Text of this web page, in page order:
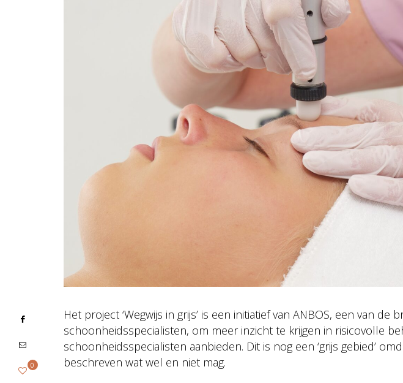
Het project ‘Wegwijs in grijs’ is een initiatief van ANBOS, een van de
schoonheidsspecialisten, om meer inzicht te krijgen in risicovolle
schoonheidsspecialisten aanbieden. Dit is nog een ‘grijs gebied’
beschreven wat wel en niet mag.
0